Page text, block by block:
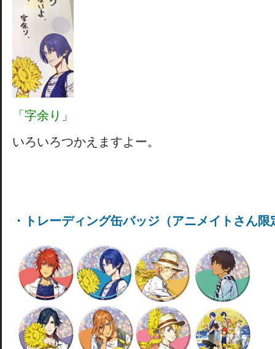
「字余り」
いろいろつかえますよー。
・トレーディング缶バッジ （アニメイトさん